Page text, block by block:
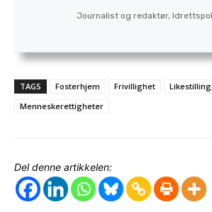
Journalist og redaktør,
TAGS Fosterhjem Frivillighet
Likestilling
Menneskerettigheter
Del denne artikkelen: